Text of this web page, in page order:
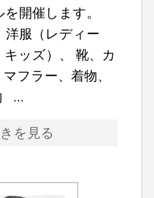
開催します。
洋服（レディー
ッズ）、 靴、カ
フラー、着物、
...
を見る